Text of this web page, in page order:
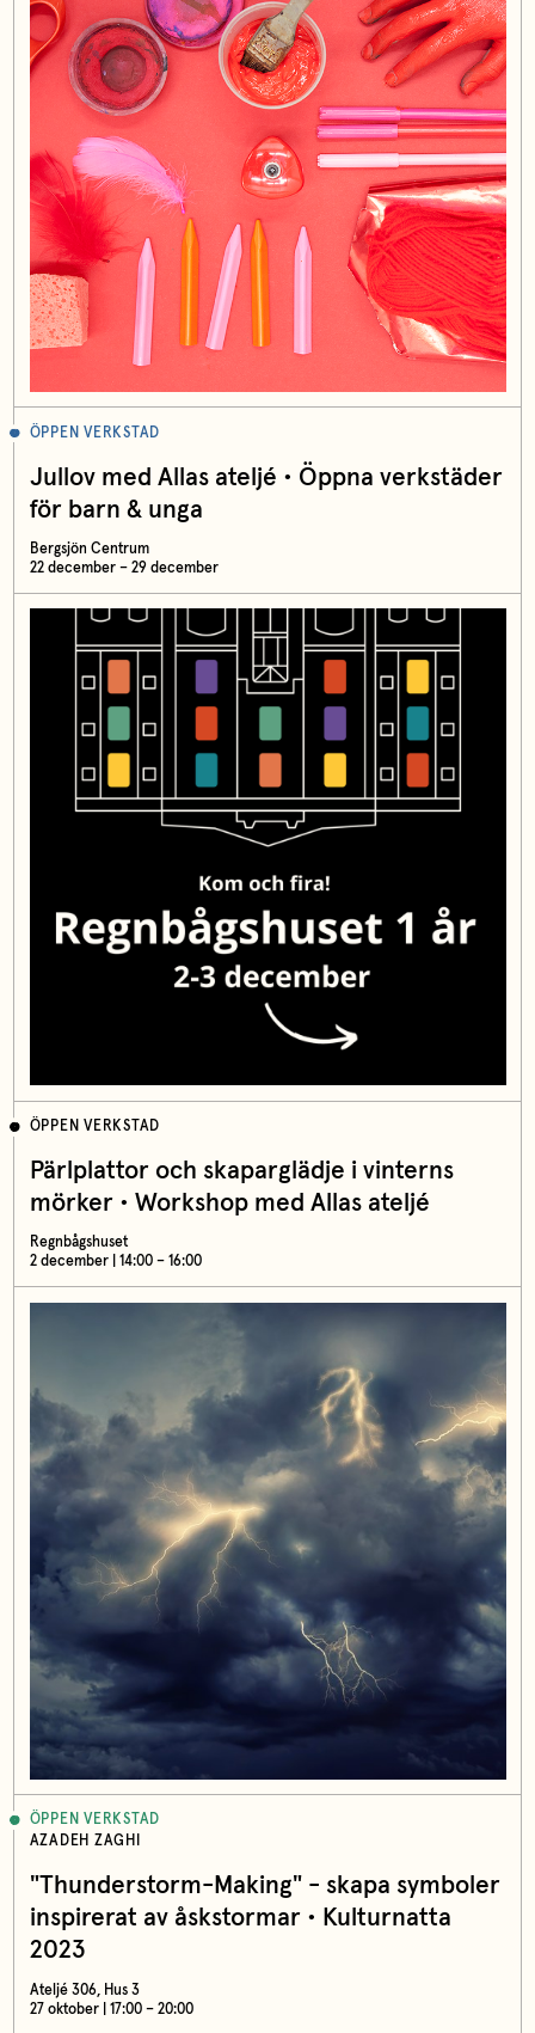
ÖPPEN VERKSTAD
Jullov med Allas ateljé • Öppna verkstäder
för barn & unga
Bergsjön Centrum
22 december – 29 december
ÖPPEN VERKSTAD
Pärlplattor och skaparglädje i vinterns
mörker • Workshop med Allas ateljé
Regnbågshuset
2 december | 14:00 – 16:00
ÖPPEN VERKSTAD
AZADEH ZAGHI
"Thunderstorm-Making" - skapa symboler
inspirerat av åskstormar • Kulturnatta
2023
Ateljé 306, Hus 3
27 oktober | 17:00 – 20:00